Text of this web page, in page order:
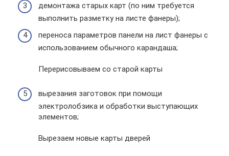
демонтажа старых карт (по ним требуется
выполнить разметку на листе фанеры);
переноса параметров панели на лист фанеры с
использованием обычного карандаша;
Перерисовываем со старой карты
вырезания заготовок при помощи
электролобзика и обработки выступающих
элементов;
Вырезаем новые карты дверей